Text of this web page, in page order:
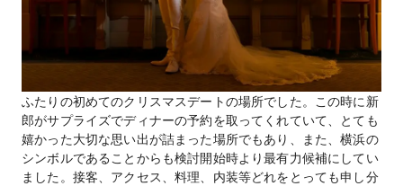
ふたりの初めてのクリスマスデートの場所でした。この時に新
郎がサプライズでディナーの予約を取ってくれていて、とても
嬉かった大切な思い出が詰まった場所でもあり、また、横浜の
シンボルであることからも検討開始時より最有力候補にしてい
ました。接客、アクセス、料理、内装等どれをとっても申し分